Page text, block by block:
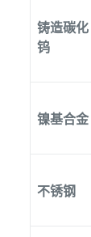
铸造碳化
钨
镍基合金
不锈钢